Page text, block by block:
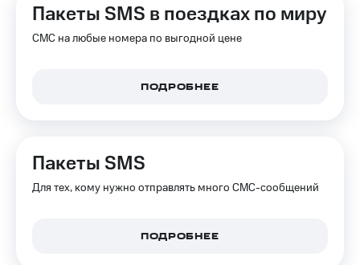
Пакеты SMS в поездках по миру
СМС на любые номера по выгодной цене
ПОДРОБНЕЕ
Пакеты SMS
Для тех, кому нужно отправлять много СМС-сообщений
ПОДРОБНЕЕ